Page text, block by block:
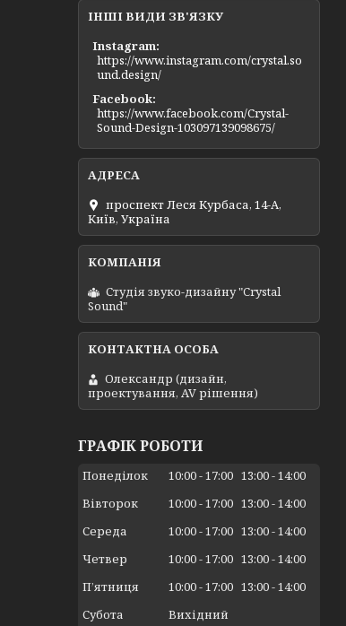
ІНШІ ВИДИ ЗВ'ЯЗКУ
Instagram
https://www.instagram.com/crystal.so
und.design/
Facebook
https://www.facebook.com/Crystal-
Sound-Design-103097139098675/
проспект Леся Курбаса, 14-А,
Київ, Україна
Студія звуко-дизайну "Crystal
Sound"
Олександр (дизайн,
проектування, AV рішення)
ГРАФІК РОБОТИ
Понеділок 10:00 17:00 13:00 14:00
Вівторок
10:00 17:00 13:00 14:00
Середа
10:00 17:00 13:00 14:00
Четвер
10:00 17:00 13:00 14:00
Пʼятниця
10:00 17:00 13:00 14:00
Субота
Вихідний